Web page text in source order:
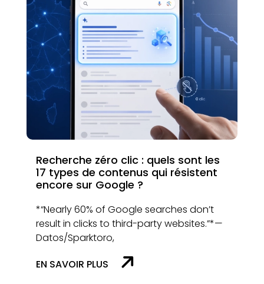
Recherche zéro clic : quels sont les
17 types de contenus qui résistent
encore sur Google ?
*“Nearly 60% of Google searches don’t
result in clicks to third-party websites.”*—
Datos/Sparktoro,
EN SAVOIR PLUS